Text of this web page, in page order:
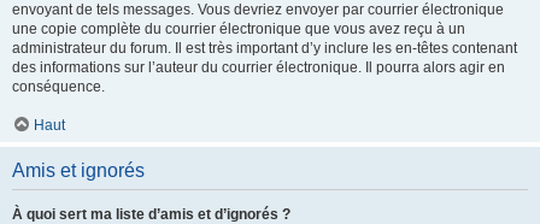
envoyant de tels messages. Vous devriez envoyer par courrier électronique
une copie complète du courrier électronique que vous avez reçu à un
administrateur du forum. Il est très important d’y inclure les en-têtes contenant
des informations sur l’auteur du courrier électronique. Il pourra alors agir en
conséquence.
Haut
Amis et ignorés
À quoi sert ma liste d’amis et d’ignorés ?